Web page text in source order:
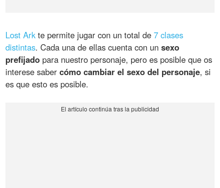
Lost Arkte permite jugar con un total de7 clases
distintas. Cada una de ellas cuenta con unsexo
prefijado para nuestro personaje, pero es posible que os
interese sabercómo cambiar el sexo del personaje, si
es que esto es posible.